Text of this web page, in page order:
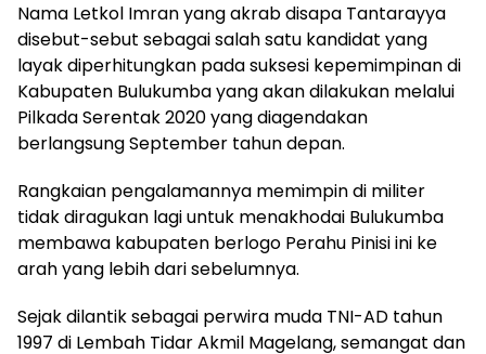
Nama Letkol Imran yang akrab disapa Tantarayya
disebut-sebut sebagai salah satu kandidat yang
layak diperhitungkan pada suksesi kepemimpinan di
Kabupaten Bulukumba yang akan dilakukan melalui
Pilkada Serentak 2020 yang diagendakan
berlangsung September tahun depan.
Rangkaian pengalamannya memimpin di militer
tidak diragukan lagi untuk menakhodai Bulukumba
membawa kabupaten berlogo Perahu Pinisi ini ke
arah yang lebih dari sebelumnya.
Sejak dilantik sebagai perwira muda TNI-AD tahun
1997 di Lembah Tidar Akmil Magelang, semangat dan